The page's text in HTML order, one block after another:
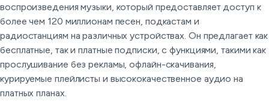
воспроизведения музыки, который предоставляет доступ к
более чем 120 миллионам песен, подкастам и
радиостанциям на различных устройствах. Он предлагает как
бесплатные, так и платные подписки, с функциями, такими как
прослушивание без рекламы, офлайн-скачивания,
курируемые плейлисты и высококачественное аудио на
платных планах.